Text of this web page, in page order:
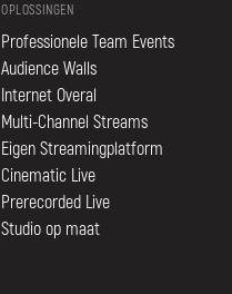
OPLOSSINGEN
Professionele Team Events
Audience Walls
Internet Overal
Multi-Channel Streams
Eigen Streamingplatform
Cinematic Live
Prerecorded Live
Studio op maat